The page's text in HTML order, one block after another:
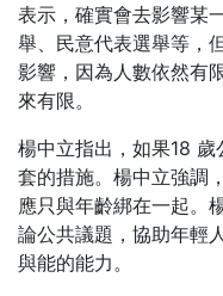
表示，確實會去影響某
舉、民意代表選舉等，
影響，因為人數依然有
來有限。
楊中立指出，如果18
套的措施。楊中立強調
應只與年齡綁在一起。
論公共議題，協助年輕
與能的能力。